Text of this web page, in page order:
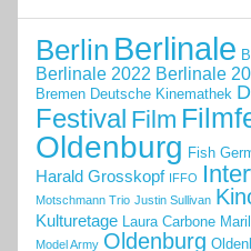
Berlin Berlinale
Berlinale 2022 Berlinale
Bremen Deutsche Kinemathek
Festival Film
Oldenburg Fish
Harald Grosskopf IFFO
Motschmann Trio Justin Sullivan
Kulturetage Laura Carbone
Model Army Oldenburg